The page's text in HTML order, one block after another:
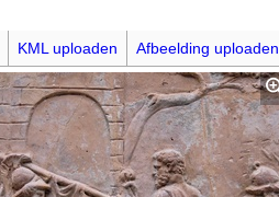
KML uploaden Afbeelding uploaden